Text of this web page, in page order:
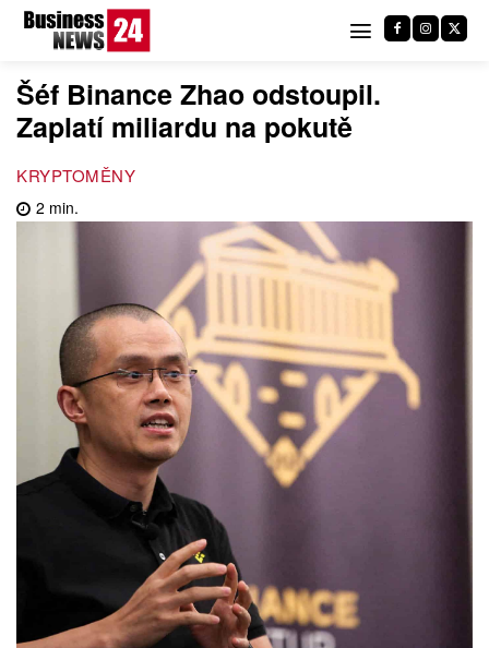
Šéf Binance Zhao odstoupil.
Zaplatí miliardu na pokutě
KRYPTOMĚNY
2 min.